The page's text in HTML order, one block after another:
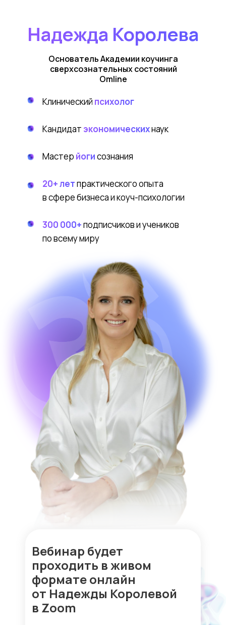
Надежда Королева
Клинический психолог
Кандидат экономическихнаук
Мастер йогисознания
20+ летпрактического опыта
в сфере бизнеса и коуч-психологии
300 000+подписчиков и учеников
по всему миру
Основатель Академии коучинга
сверхсознательных состояний
Omline
Вебинар будет
проходить в живом
формате онлайн
от Надежды Королевой
в Zoom